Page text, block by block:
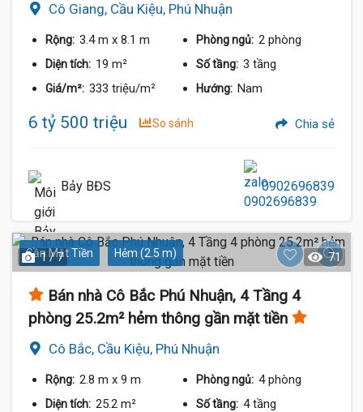
Cô Giang, Cầu Kiệu, Phú Nhuận
Rộng: 3.4 m x 8.1 m Phòng ngủ: 2 phòng
Diện tích: 19 m² Số tầng: 3 tầng
Giá/m²: 333 triệu/m² Hướng: Nam
6 tỷ 500 triệu So sánh Chia sẻ
Bảy BĐS 0902696839
Gần Mặt Tiền Hẻm (2.5 m)
1 / 7 71
Bán nhà Cô Bắc Phú Nhuận, 4 Tầng 4
phòng 25.2m² hẻm thông gần mặt tiền
Cô Bắc, Cầu Kiệu, Phú Nhuận
Rộng: 2.8 m x 9 m Phòng ngủ: 4 phòng
Diện tích: 25.2 m² Số tầng: 4 tầng